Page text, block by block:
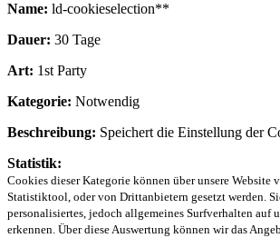
Name: ld-cookieselection**
Dauer: 30 Tage
Art: 1st Party
Kategorie: Notwendig
Beschreibung: Speichert die Einstellung der
Statistik:
Cookies dieser Kategorie können über unsere Website
Statistiktool, oder von Drittanbietern gesetzt werden.
personalisiertes, jedoch allgemeines Surfverhalten auf
erkennen. Über diese Auswertung können wir das